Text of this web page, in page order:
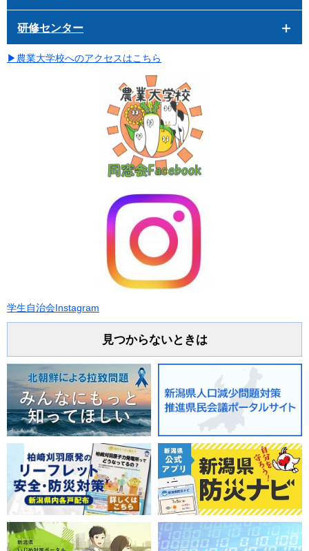
研修センター
▶ 農業大学校へのアクセスはこちら
学生自治会Instagram
見つからないときは